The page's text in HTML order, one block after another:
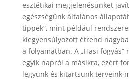
esztétikai megjelenésünket
egészségünk általános
tippek”, mint például
kiegyensúlyozott étrend
a folyamatban. A „Hasi
egyik napról a másikra, ezért
legyünk és kitartsunk terveink